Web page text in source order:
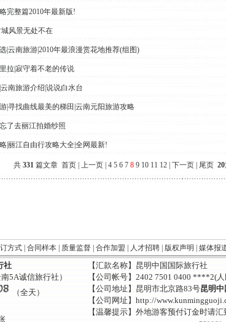
完整篇2010年最新版!
风景无处不在
|云南旅游|2010年最浪漫赏花地推荐(组图)
拉|寂守着不老的传说
南旅游介绍|说说白水台
|寻找曲线最美的梯田|云南元阳旅游攻略
了去丽江拍婚纱照
|丽江自由行攻略大全|全网最新!
共 331篇文章 首页| 上一页| 4 5 6 7 8 9 10 11 12| 下一页| 尾页 20
方式 合同样本 质量监督 合作加盟 人才招聘 版权声明 媒体报
社
5A诚信旅行社）
（全天）
【汇款名称】昆明中国国际旅行社
【公司帐号】2402 7501 0400 ****2(
【公司地址】昆明市北京路83号昆明中
【公司网址】http://
【温馨提示】外地游客预付订金时请